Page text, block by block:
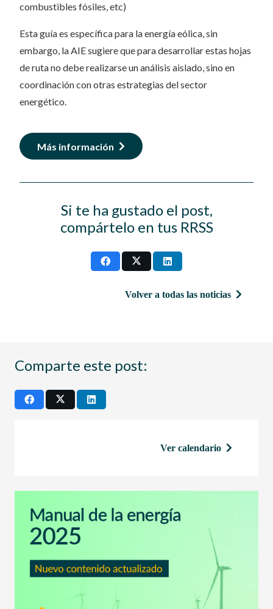
combustibles fósiles, etc)
Esta guía es específica para la energía eólica, sin
embargo, la AIE sugiere que para desarrollar estas hojas
de ruta no debe realizarse un análisis aislado, sino en
coordinación con otras estrategias del sector
energético.
Más información
Si te ha gustado el post,
compártelo en tus RRSS
Volver a todas las noticias
Comparte este post:
Ver calendario